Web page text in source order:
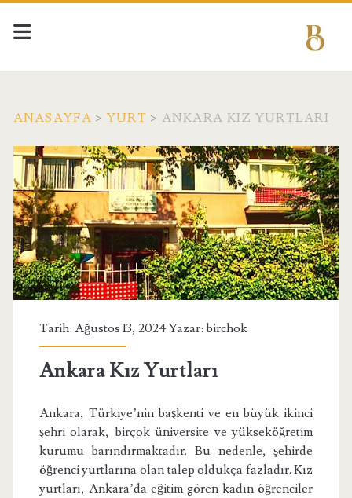
ANASAYFA >YURT > ANKARA KIZ YURTLARI
Tarih: Ağustos 13, 2024 Yazar: birchok
Ankara Kız Yurtları
Ankara, Türkiye’nin başkenti ve en büyük ikinci
şehri olarak, birçok üniversite ve yükseköğretim
kurumu barındırmaktadır. Bu nedenle, şehirde
öğrenci yurtlarına olan talep oldukça fazladır. Kız
yurtları, Ankara’da eğitim gören kadın öğrenciler